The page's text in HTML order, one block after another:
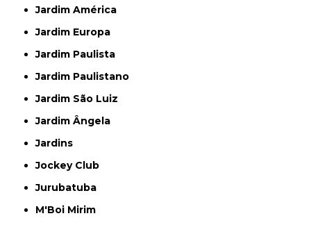
Jardim América
Jardim Europa
Jardim Paulista
Jardim Paulistano
Jardim São Luiz
Jardim Ângela
Jardins
Jockey Club
Jurubatuba
M'Boi Mirim